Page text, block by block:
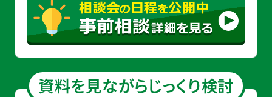
資料を見ながらじっくり検討